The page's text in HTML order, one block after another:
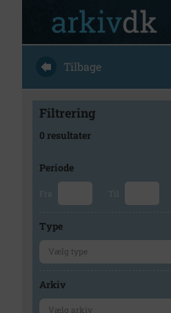
Tilbage
Filtrering
0 resultater
Periode
Fra Til
Type
Arkiv